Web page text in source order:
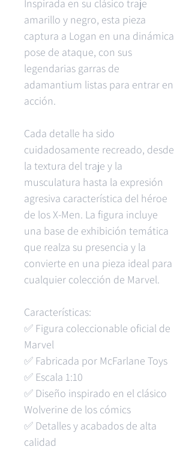
Inspirada en su clásico traje
amarillo y negro, esta pieza
captura a Logan en una dinámica
pose de ataque, con sus
legendarias garras de
adamantium listas para entrar en
acción.
Cada detalle ha sido
cuidadosamente recreado, desde
la textura del traje y la
musculatura hasta la expresión
agresiva característica del héroe
de los X-Men. La figura incluye
una base de exhibición temática
que realza su presencia y la
convierte en una pieza ideal para
cualquier colección de Marvel.
Características:
✅ Figura coleccionable oficial de
Marvel
✅ Fabricada por McFarlane Toys
✅ Escala 1:10
✅ Diseño inspirado en el clásico
Wolverine de los cómics
✅ Detalles y acabados de alta
calidad